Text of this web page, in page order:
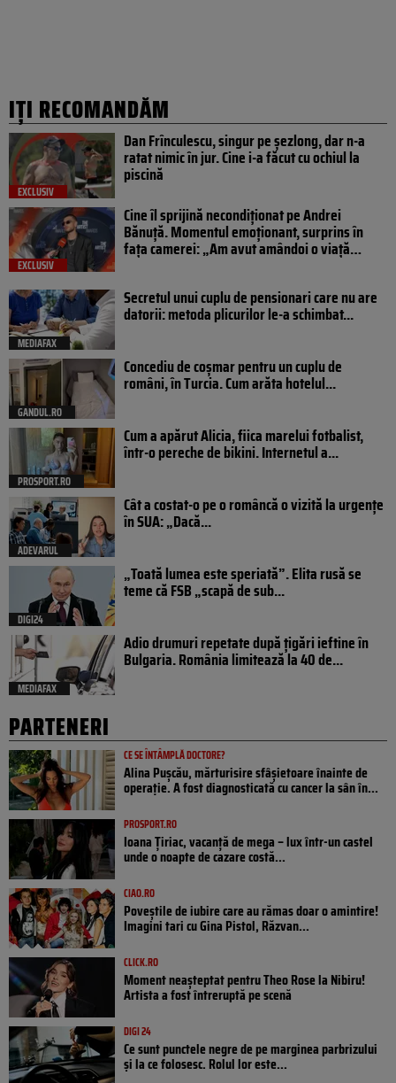
IȚI RECOMANDĂM
EXCLUSIV
Dan Frînculescu, singur pe șezlong, dar n-a
ratat nimic în jur. Cine i-a făcut cu ochiul la
piscină
EXCLUSIV
Cine îl sprijină necondiționat pe Andrei
Bănuță. Momentul emoționant, surprins în
fața camerei: „Am avut amândoi o viață…
MEDIAFAX
Secretul unui cuplu de pensionari care nu are
datorii: metoda plicurilor le-a schimbat...
GANDUL.RO
Concediu de coșmar pentru un cuplu de
români, în Turcia. Cum arăta hotelul...
PROSPORT.RO
Cum a apărut Alicia, fiica marelui fotbalist,
într-o pereche de bikini. Internetul a...
ADEVARUL
Cât a costat-o pe o româncă o vizită la urgențe
în SUA: „Dacă...
DIGI24
„Toată lumea este speriată”. Elita rusă se
teme că FSB „scapă de sub...
MEDIAFAX
Adio drumuri repetate după țigări ieftine în
Bulgaria. România limitează la 40 de...
PARTENERI
CE SE ÎNTÂMPLĂ DOCTORE?
Alina Pușcău, mărturisire sfâșietoare înainte de
operație. A fost diagnosticată cu cancer la sân în...
PROSPORT.RO
Ioana Țiriac, vacanță de mega – lux într-un castel
unde o noapte de cazare costă...
CIAO.RO
Poveştile de iubire care au rămas doar o amintire!
Imagini tari cu Gina Pistol, Răzvan...
CLICK.RO
Moment neașteptat pentru Theo Rose la Nibiru!
Artista a fost întreruptă pe scenă
DIGI 24
Ce sunt punctele negre de pe marginea parbrizului
și la ce folosesc. Rolul lor este...